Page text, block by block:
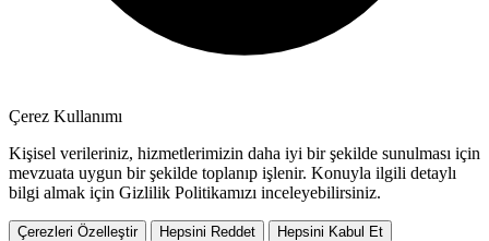
Çerez Kullanımı
Kişisel verileriniz, hizmetlerimizin daha iyi bir şekilde sunulması için
mevzuata uygun bir şekilde toplanıp işlenir. Konuyla ilgili detaylı
bilgi almak için Gizlilik Politikamızı inceleyebilirsiniz.
Çerezleri Özelleştir Hepsini Reddet Hepsini Kabul Et